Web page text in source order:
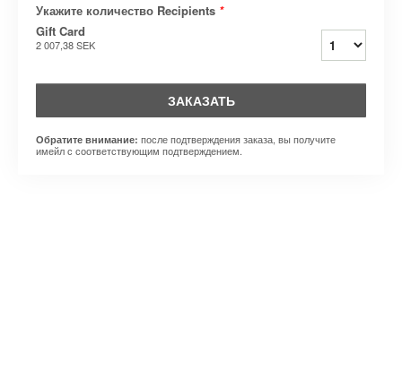
Укажите количество Recipients *
Gift Card
2 007,38 SEK
ЗАКАЗАТЬ
Обратите внимание: после подтверждения заказа, вы получите
имейл с соответствующим подтверждением.